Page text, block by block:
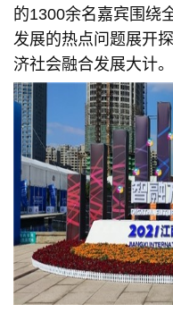
的1300余名嘉宾围绕
发展的热点问题展开
济社会融合发展大计。